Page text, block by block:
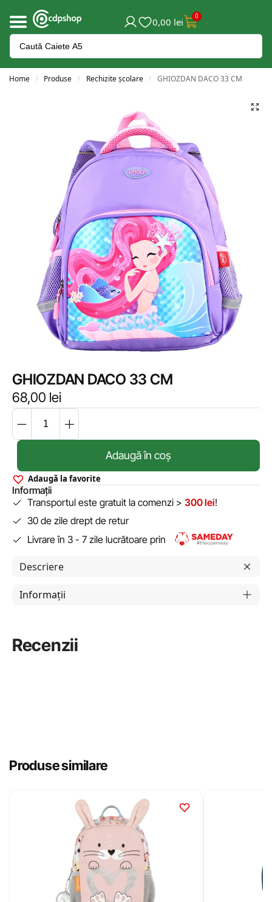
0,00 lei 0
Home / Produse / Rechizite școlare / GHIOZDAN DACO 33 CM
GHIOZDAN DACO 33 CM
68,00 lei
Adaugă în coș
Adaugă la favorite
Informații
Transportul este gratuit la comenzi > 300 lei!
30 de zile drept de retur
Livrare în 3 - 7 zile lucrătoare prin
Descriere
Informații
Recenzii
Produse similare